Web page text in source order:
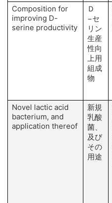
Composition for
improving D-
serine productivity
Ｄ
−セ
リン
生産
性向
上用
組成
物
Novel lactic acid
bacterium, and
application thereof
新規
乳酸
菌、
及び
その
用途